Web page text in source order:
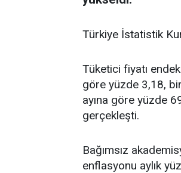
Türkiye İstatistik
Tüketici fiyatı
göre yüzde 3,18, bir
ayına göre yüzde
gerçekleşti.
Bağımsız
enflasyonu aylık